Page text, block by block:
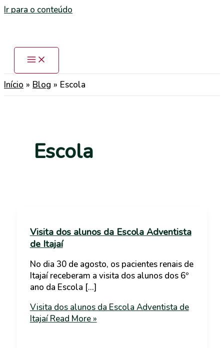
Ir para o conteúdo
Início Blog Escola
Escola
Visita dos alunos da Escola Adventista
de Itajaí
No dia 30 de agosto, os pacientes renais de
Itajaí receberam a visita dos alunos dos 6º
ano da Escola […]
Visita dos alunos da Escola Adventista de
ItajaíRead More »